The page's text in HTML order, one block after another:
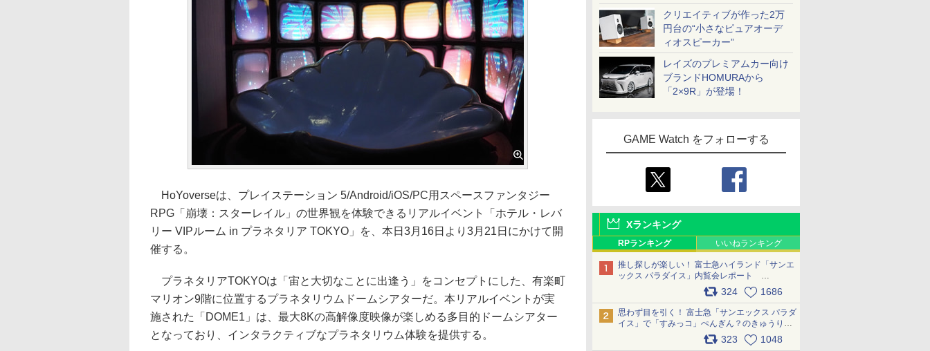
クリエイティブが作った2万
円台の“小さなピュアオーデ
ィオスピーカー”
レイズのプレミアムカー向け
ブランドHOMURAから
「2×9R」が登場！
GAME Watch をフォローする
Xランキング
RPランキング いいねランキング
推し探しが楽しい！ 富士急ハイランド「サンエ
ックス パラダイス」内覧会レポート
324 1686
思わず目を引く！ 富士急「サンエックス パラダ
イス」で「すみっコ」ぺんぎん？のきゅうりド
ッグを食べてみた イラストそのままのメニュ
ー化に挑戦。これが意外にもおいしい
323 1048
HoYoverseは、プレイステーション 5/Android/iOS/PC用スペースファンタジー
RPG「崩壊：スターレイル」の世界観を体験できるリアルイベント「ホテル・レバ
リー VIPルーム in プラネタリア TOKYO」を、本日3月16日より3月21日にかけて開
催する。
プラネタリアTOKYOは「宙と大切なことに出逢う」をコンセプトにした、有楽町
マリオン9階に位置するプラネタリウムドームシアターだ。本リアルイベントが実
施された「DOME1」は、最大8Kの高解像度映像が楽しめる多目的ドームシアター
となっており、インタラクティブなプラネタリウム体験を提供する。